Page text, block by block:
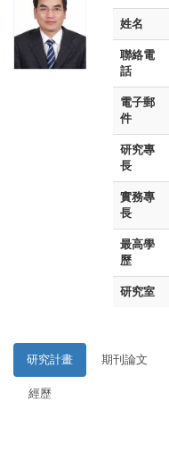
姓名
聯絡電
話
電子郵
件
研究專
長
實務專
長
最高學
歷
研究室
研究計畫 期刊論文
經歷